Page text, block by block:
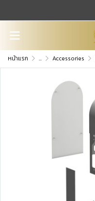
หน้าแรก ... Accessories